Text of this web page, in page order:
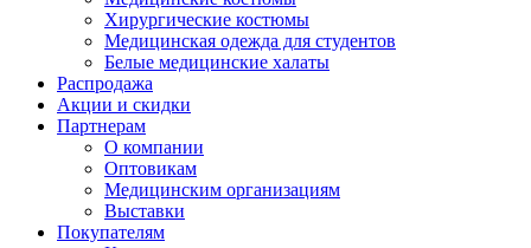
Хирургические костюмы
Медицинская одежда для студентов
Белые медицинские халаты
Распродажа
Акции и скидки
Партнерам
О компании
Оптовикам
Медицинским организациям
Выставки
Покупателям